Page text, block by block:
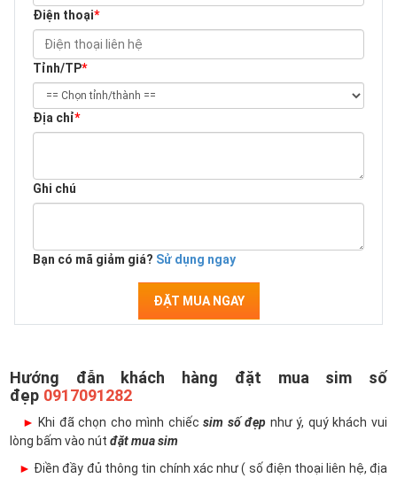
Điện thoại*
Tỉnh/TP*
Địa chỉ*
Ghi chú
Bạn có mã giảm giá? Sử dụng ngay
ĐẶT MUA NGAY
Hướng đẫn khách hàng đặt mua sim số
đẹp 0917091282
► Khi đã chọn cho mình chiếcsim số đẹp như ý, quý khách vui
lòng bấm vào nút đặt mua sim
► Điền đầy đủ thông tin chính xác như ( số điện thoại liên hệ, địa